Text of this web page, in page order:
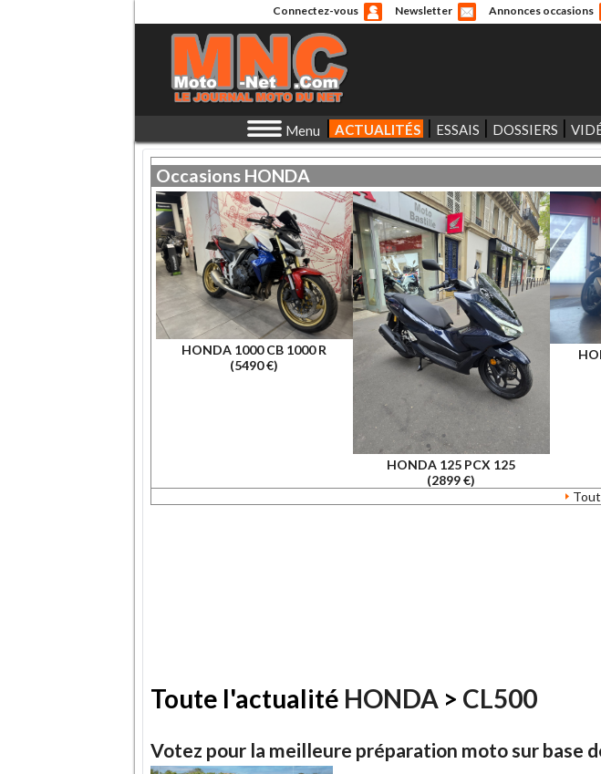
Connectez-vous Newsletter Annonces occasions
Menu ACTUALITÉS ESSAIS DOSSIERS
Occasions HONDA
HONDA 1000 CB 1000 R
(5490 €)
HONDA 125 PCX 125
(2899 €)
Toute l'actualité HONDA > CL500
Votez pour la meilleure préparation moto sur base